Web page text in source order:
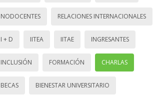
NODOCENTES RELACIONES INTERNACIONALES
I + D IITEA IITAE INGRESANTES
INCLUSIÓN FORMACIÓN CHARLAS
BECAS BIENESTAR UNIVERSITARIO